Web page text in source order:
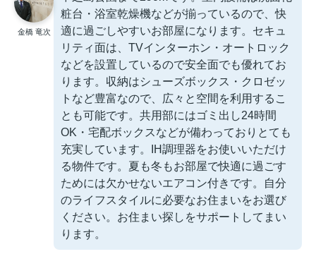
金橋 竜次
粧台・浴室乾燥機などが揃っているので、快
適に過ごしやすいお部屋になります。セキュ
リティ面は、TVインターホン・オートロック
などを設置しているので安全面でも優れてお
ります。収納はシューズボックス・クロゼッ
トなど豊富なので、広々と空間を利用するこ
とも可能です。共用部にはゴミ出し24時間
OK・宅配ボックスなどが備わっておりとても
充実しています。IH調理器をお使いいただけ
る物件です。夏も冬もお部屋で快適に過ごす
ためには欠かせないエアコン付きです。自分
のライフスタイルに必要なお住まいをお選び
ください。お住まい探しをサポートしてまい
ります。